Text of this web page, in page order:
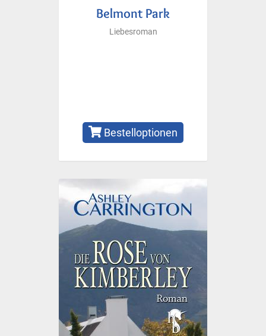
Belmont Park
Liebesroman
Bestelloptionen